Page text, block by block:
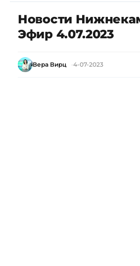
Новости
Эфир 4.07.2023
Вера Вирц 4-07-2023